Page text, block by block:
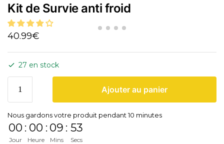
Kit de Survie anti froid
40.99€
27 en stock
Ajouter au panier
Nous gardons votre produit pendant 10 minutes
00
Jour
: 00
Heure
: 09
Mins
: 53
Secs